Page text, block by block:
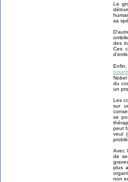
Le
sa
des
Ces
Enfin,
du
un
Les
sur
se
peut
veut
Avec
de
plus
non